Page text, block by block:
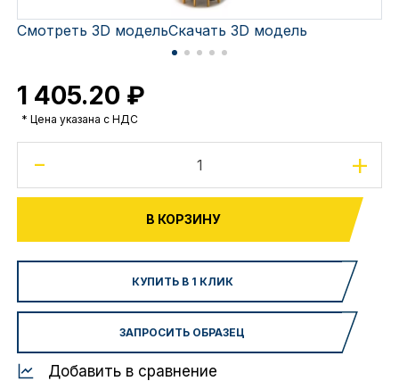
Смотреть 3D модельСкачать 3D модель
1 405.20 ₽
* Цена указана с НДС
- +
В КОРЗИНУ
КУПИТЬ В 1 КЛИК
ЗАПРОСИТЬ ОБРАЗЕЦ
Добавить в сравнение